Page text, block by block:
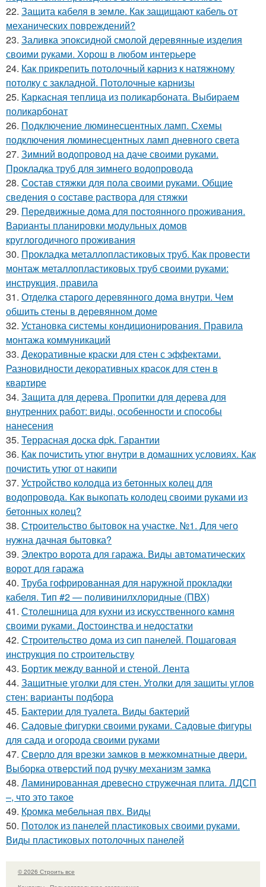
22. Защита кабеля в земле. Как защищают кабель от
механических повреждений?
23. Заливка эпоксидной смолой деревянные изделия
своими руками. Хорош в любом интерьере
24. Как прикрепить потолочный карниз к натяжному
потолку с закладной. Потолочные карнизы
25. Каркасная теплица из поликарбоната. Выбираем
поликарбонат
26. Подключение люминесцентных ламп. Схемы
подключения люминесцентных ламп дневного света
27. Зимний водопровод на даче своими руками.
Прокладка труб для зимнего водопровода
28. Состав стяжки для пола своими руками. Общие
сведения о составе раствора для стяжки
29. Передвижные дома для постоянного проживания.
Варианты планировки модульных домов
круглогодичного проживания
30. Прокладка металлопластиковых труб. Как провести
монтаж металлопластиковых труб своими руками:
инструкция, правила
31. Отделка старого деревянного дома внутри. Чем
обшить стены в деревянном доме
32. Установка системы кондиционирования. Правила
монтажа коммуникаций
33. Декоративные краски для стен с эффектами.
Разновидности декоративных красок для стен в
квартире
34. Защита для дерева. Пропитки для дерева для
внутренних работ: виды, особенности и способы
нанесения
35. Террасная доска dpk. Гарантии
36. Как почистить утюг внутри в домашних условиях. Как
почистить утюг от накипи
37. Устройство колодца из бетонных колец для
водопровода. Как выкопать колодец своими руками из
бетонных колец?
38. Строительство бытовок на участке. №1. Для чего
нужна дачная бытовка?
39. Электро ворота для гаража. Виды автоматических
ворот для гаража
40. Труба гофрированная для наружной прокладки
кабеля. Тип #2 — поливинилхлоридные (ПВХ)
41. Столешница для кухни из искусственного камня
своими руками. Достоинства и недостатки
42. Строительство дома из сип панелей. Пошаговая
инструкция по строительству
43. Бортик между ванной и стеной. Лента
44. Защитные уголки для стен. Уголки для защиты углов
стен: варианты подбора
45. Бактерии для туалета. Виды бактерий
46. Садовые фигурки своими руками. Садовые фигуры
для сада и огорода своими руками
47. Сверло для врезки замков в межкомнатные двери.
Выборка отверстий под ручку механизм замка
48. Ламинированная древесно стружечная плита. ЛДСП
–, что это такое
49. Кромка мебельная пвх. Виды
50. Потолок из панелей пластиковых своими руками.
Виды пластиковых потолочных панелей
© 2026 Строить все